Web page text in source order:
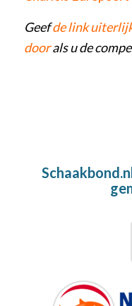
Geefde link
doorals u de